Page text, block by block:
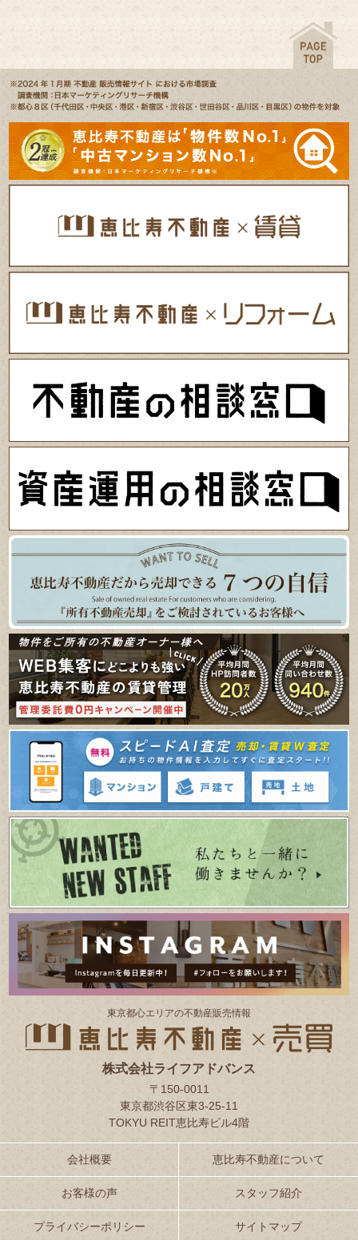
東京都⼼エリアの不動産販売情報
株式会社ライフアドバンス
〒150-0011
東京都渋谷区東3-25-11
TOKYU REIT恵比寿ビル4階
会社概要 恵比寿不動産について
お客様の声 スタッフ紹介
プライバシーポリシー サイトマップ